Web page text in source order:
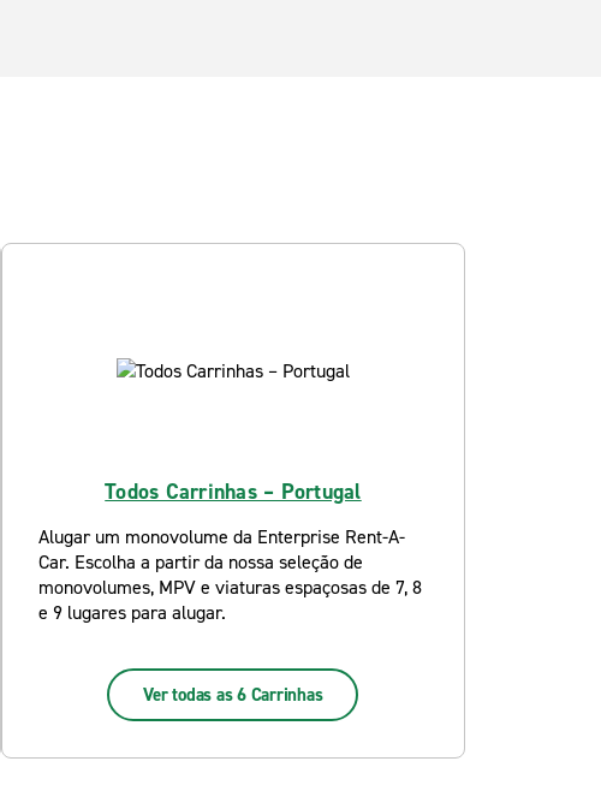
Todos Carrinhas – Portugal
Alugar um monovolume da Enterprise Rent-A-
Car. Escolha a partir da nossa seleção de
monovolumes, MPV e viaturas espaçosas de 7, 8
e 9 lugares para alugar.
Ver todas as 6 Carrinhas